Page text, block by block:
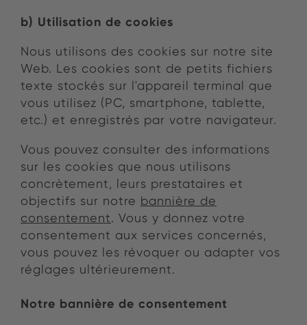
b) Utilisation de cookies
Nous utilisons des cookies sur notre site
Web. Les cookies sont de petits fichiers
texte stockés sur l'appareil terminal que
vous utilisez (PC, smartphone, tablette,
etc.) et enregistrés par votre navigateur.
Vous pouvez consulter des informations
sur les cookies que nous utilisons
concrètement, leurs prestataires et
objectifs sur notre bannière de
consentement. Vous y donnez votre
consentement aux services concernés,
vous pouvez les révoquer ou adapter vos
réglages ultérieurement.
Notre bannière de consentement